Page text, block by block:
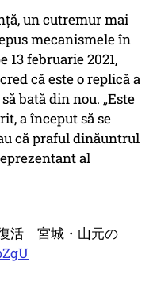
un cutremur mai
mecanismele în
13 februarie 2021,
că este o replică a
bată din nou. „Este
a început să se
că praful dinăuntrul
al
活 宮城・山元の